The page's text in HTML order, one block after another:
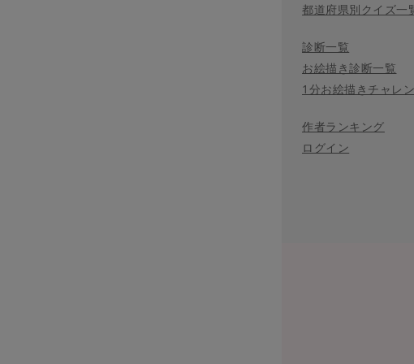
都道府県別クイズ一
診断一覧
お絵描き診断一覧
1分お絵描きチャレ
作者ランキング
ログイン